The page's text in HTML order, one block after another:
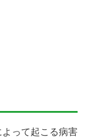
って起こる病害